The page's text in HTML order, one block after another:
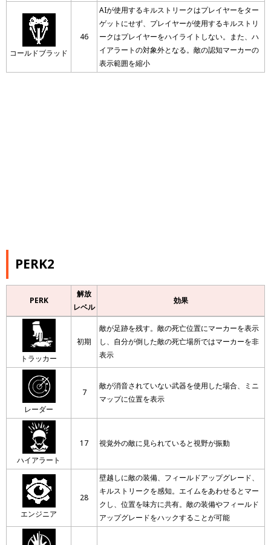
コールドブラッド
46
AIが使用するキルストリークはプレイヤーをター
ゲットにせず、プレイヤーが使用するキルストリ
ークはプレイヤーをハイライトしない。また、ハ
イアラートの対象外となる。敵の認知マーカーの
表示範囲を縮小
PERK2
PERK
解放
レベル
効果
トラッカー
初期
敵が足跡を残す。敵の死亡位置にマーカーを表示
し、自分が倒した敵の死亡場所ではマーカーを非
表示
レーダー
7
敵が消音されていない武器を使用した場合、ミニ
マップに位置を表示
ハイアラート
17 視覚外の敵に見られていると視野が振動
エンジニア
28
壁越しに敵の装備、フィールドアップグレード、
キルストリークを感知。エイムをあわせるとマー
クし、位置を味方に共有。敵の装備やフィールド
アップグレードをハックすることが可能